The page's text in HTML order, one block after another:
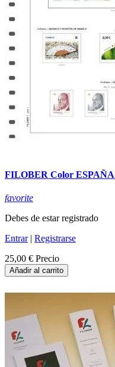
FILOBER Color ESPAÑA
favorite
Debes de estar registrado
Entrar| Registrarse
25,00 € Precio
Añadir al carrito